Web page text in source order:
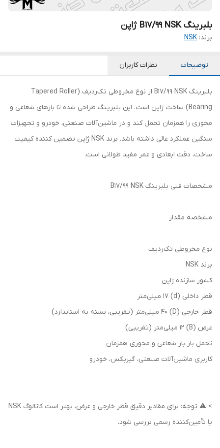
بلبرینگ B17/99 NSK ژاپن
برند: NSK
توضیحات نظرات کاربران
بلبرینگ B17/99 NSK از نوع مخروطی تک‌ردیف (Tapered Roller
Bearing) ساخت ژاپن است. این بلبرینگ طراحی شده تا بارهای شعاعی و
محوری را همزمان تحمل کند و در ماشین‌آلات صنعتی، خودرو و تجهیزات
سنگین عملکرد عالی داشته باشد. برند NSK ژاپن تضمین کننده کیفیت
ساخت، دقت ابعادی و عمر مفید طولانی است.
مشخصات فنی بلبرینگ B17/99 NSK
مشخصه مقدار
نوع مخروطی تک‌ردیف
برند NSK
کشور سازنده ژاپن
قطر داخلی (d) 17 میلی‌متر
قطر خارجی (D) 40 میلی‌متر (تقریبی، بسته به استاندارد)
عرض (B) 12 میلی‌متر (تقریبی)
تحمل بار بار شعاعی و محوری همزمان
کاربری ماشین‌آلات صنعتی، گیربکس، خودرو
> ⚠️ توجه: برای مقادیر دقیق قطر خارجی و عرض، بهتر است کاتالوگ NSK
یا تأمین‌کننده رسمی بررسی شود.